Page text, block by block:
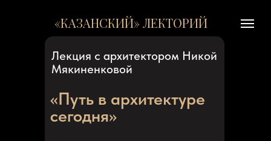
«Путь в архитектуре
сегодня»
Лекция с архитектором Никой
Мякиненковой
«КАЗАНСКИЙ» ЛЕКТОРИЙ